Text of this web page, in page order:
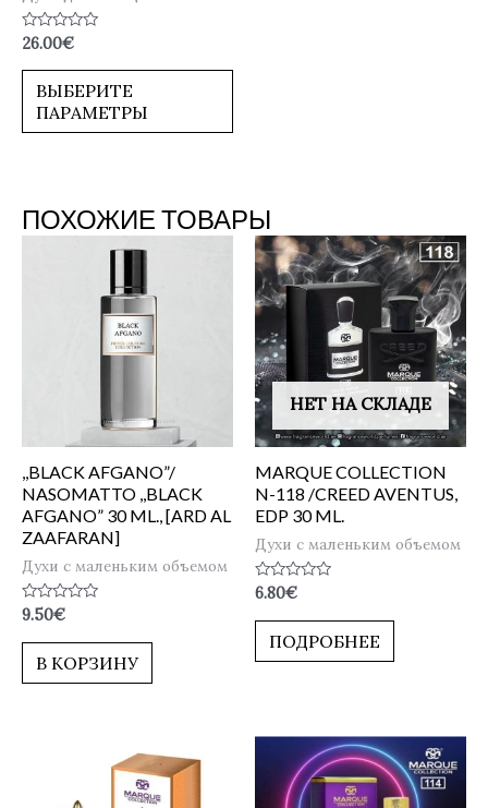
Оценка
из
26.00€
ВЫБЕРИТЕ
ПАРАМЕТРЫ
ПОХОЖИЕ ТОВАРЫ
,,BLACK AFGANO”/
NASOMATTO ,,BLACK
AFGANO” 30 ML., [ARD AL
ZAAFARAN]
Духи с маленьким объемом
Оценка
из
9.50€
В КОРЗИНУ
НЕТ НА СКЛАДЕ
MARQUE COLLECTION
N-118 /CREED AVENTUS,
EDP 30 ML.
Духи с маленьким объемом
Оценка
из
6.80€
ПОДРОБНЕЕ